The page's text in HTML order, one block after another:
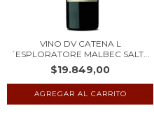
VINO DV CATENA L
´ESPLORATORE MALBEC SALT...
$19.849,00